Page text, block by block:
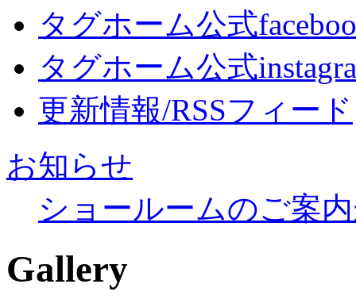
タグホーム公式
タグホーム公式
更新情報/RSSフィード
お知らせ
ショールームのご案
Gallery